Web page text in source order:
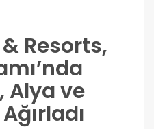
Resorts,
Alya ve